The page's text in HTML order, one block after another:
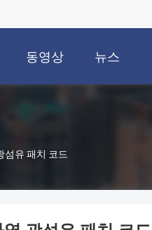
동영상 뉴스
섬유 패치 코드